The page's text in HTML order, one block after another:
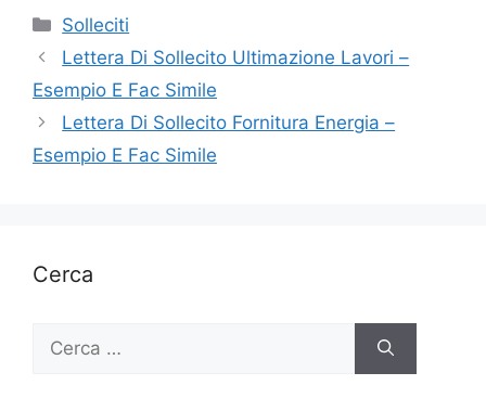
Categorie
Solleciti
Lettera Di Sollecito Ultimazione Lavori –
Esempio E Fac Simile
Lettera Di Sollecito Fornitura Energia –
Esempio E Fac Simile
Cerca
Ricerca